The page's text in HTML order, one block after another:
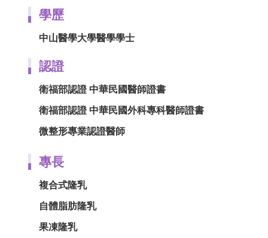
學歷
中山醫學大學醫學學士
認證
衛福部認證 中華民國醫師證書
衛福部認證 中華民國外科專科醫師證書
微整形專業認證醫師
專長
複合式隆乳
自體脂肪隆乳
果凍隆乳